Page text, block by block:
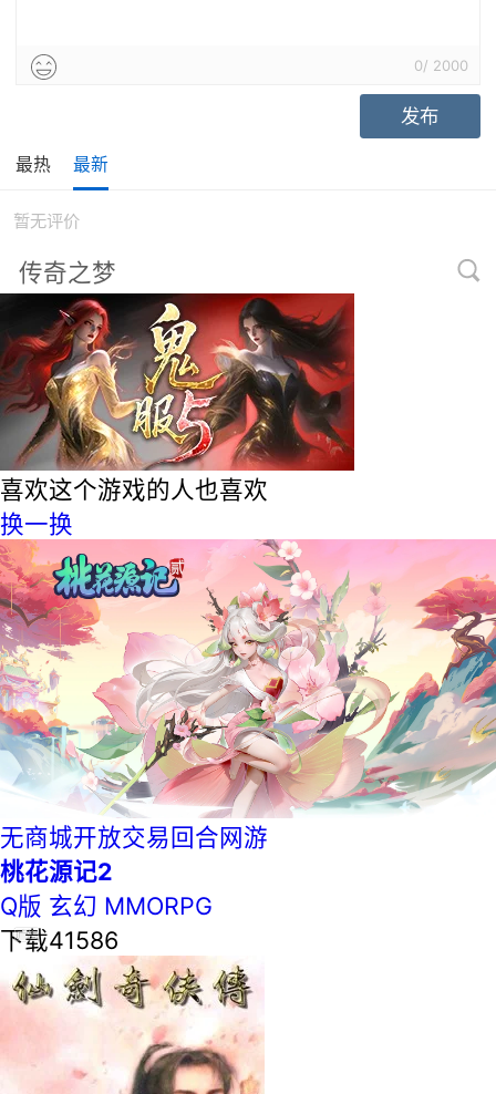
0/ 2000
发布
最热 最新
暂无评价
喜欢这个游戏的人也喜欢
换一换
无商城开放交易回合网游
桃花源记2
Q版 玄幻 MMORPG
下载41586